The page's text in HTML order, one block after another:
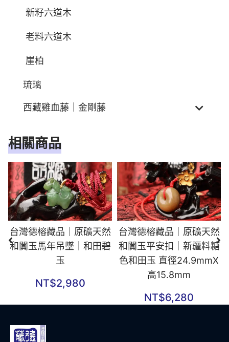
新籽六道木
老料六道木
崖柏
琉璃
西藏雞血藤｜金剛藤
相關商品
台灣德榕藏品｜原礦天然
和闐玉馬年吊墜｜和田碧
玉
NT$2,980
台灣德榕藏品｜原礦天然
和闐玉平安扣｜新疆料糖
色和田玉 直徑24.9mmX
高15.8mm
NT$6,280